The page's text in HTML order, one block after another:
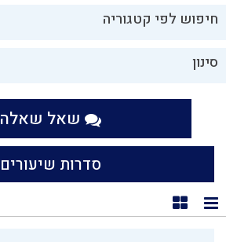
חיפוש לפי קטגוריה
סינון
שאל שאלה
סדרות שיעורים
תצוגת רשימה
תצוגת קוביות